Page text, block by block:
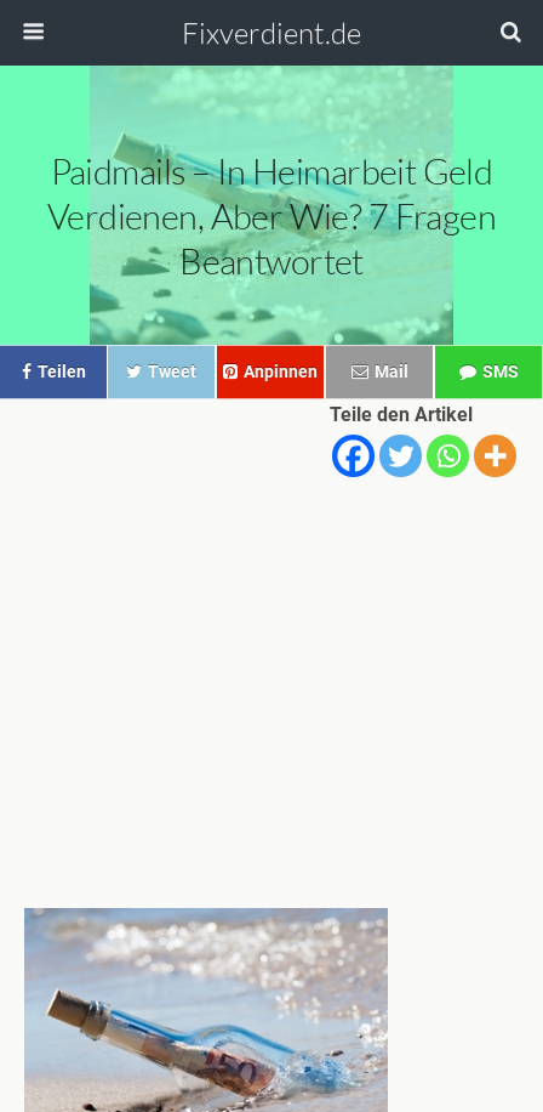
Fixverdient.de
Paidmails – In Heimarbeit Geld
Verdienen, Aber Wie? 7 Fragen
Beantwortet
Teilen Tweet Anpinnen Mail SMS
Teile den Artikel